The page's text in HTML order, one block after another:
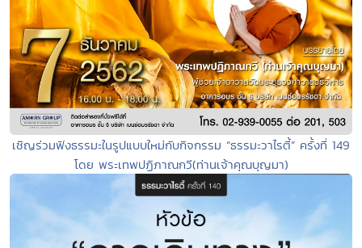
เชิญร่วมฟังธรรมะในรูปแบบใหม่กับกิจกรรม “ธรรมะวาไรตี้” ครั้งที่ 149
โดย พระเทพปฏิภาณกวี(ท่านเจ้าคุณบุญมา)